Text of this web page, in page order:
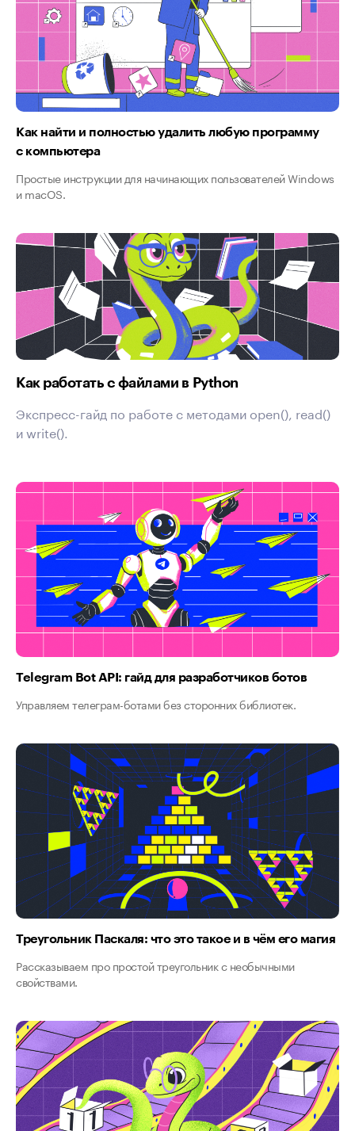
Как найти и полностью удалить любую программу
с компьютера
Простые инструкции для начинающих пользователей Windows
и macOS.
Как работать с файлами в Python
Экспресс-гайд по работе с методами open(), read()
и write().
Telegram Bot API: гайд для разработчиков ботов
Управляем телеграм-ботами без сторонних библиотек.
Треугольник Паскаля: что это такое и в чём его магия
Рассказываем про простой треугольник с необычными
свойствами.